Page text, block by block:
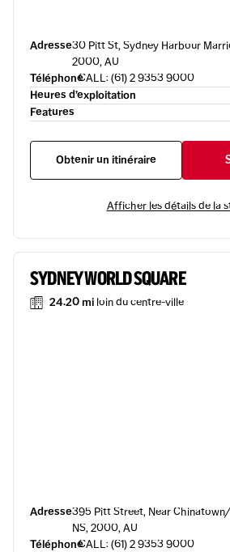
Adresse30 Pitt St, Sydney Harbour
2000, AU
TéléphoneCALL: (61) 2 9353 9000
Heures d’exploitation
Features
Obtenir un itinéraire
Afficher les détails de la
SYDNEY WORLD SQUARE
24.20 mi loin du centre-ville
Adresse395 Pitt Street, Near
NS, 2000, AU
TéléphoneCALL: (61) 2 9353 9000